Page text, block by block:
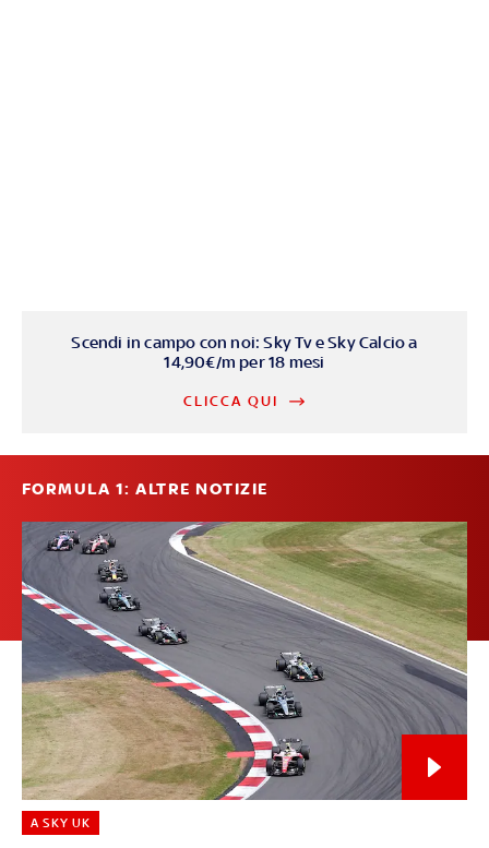
Scendi in campo con noi: Sky Tv e Sky Calcio a
14,90€/m per 18 mesi
CLICCA QUI
FORMULA 1: ALTRE NOTIZIE
A SKY UK